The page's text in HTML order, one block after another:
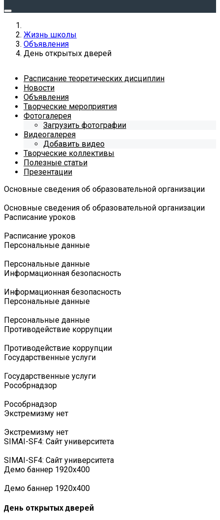
Жизнь школы
Объявления
День открытых дверей
Расписание теоретических дисциплин
Новости
Объявления
Творческие мероприятия
Фотогалерея
Загрузить фотографии
Видеогалерея
Добавить видео
Творческие коллективы
Полезные статьи
Презентации
Основные сведения об образовательной организации
Основные сведения об образовательной организации
Расписание уроков
Расписание уроков
Персональные данные
Персональные данные
Информационная безопасность
Информационная безопасность
Персональные данные
Персональные данные
Противодействие коррупции
Противодействие коррупции
Государственные услуги
Государственные услуги
Роcобрнадзор
Роcобрнадзор
Экстремизму нет
Экстремизму нет
SIMAI-SF4: Сайт университета
SIMAI-SF4: Сайт университета
Демо баннер 1920х400
Демо баннер 1920х400
День открытых дверей